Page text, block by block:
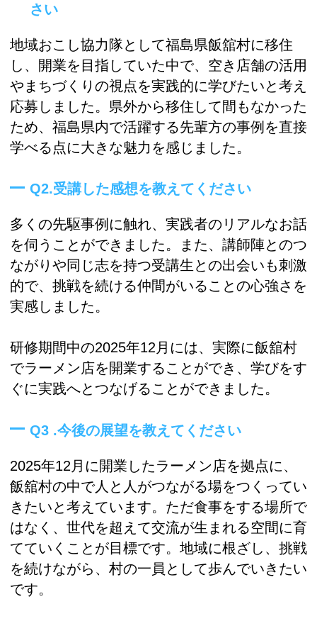
さい
地域おこし協力隊として福島県飯舘村に移住
し、開業を目指していた中で、空き店舗の活用
やまちづくりの視点を実践的に学びたいと考え
応募しました。県外から移住して間もなかった
ため、福島県内で活躍する先輩方の事例を直接
学べる点に大きな魅力を感じました。
Q2.受講した感想を教えてください
多くの先駆事例に触れ、実践者のリアルなお話
を伺うことができました。また、講師陣とのつ
ながりや同じ志を持つ受講生との出会いも刺激
的で、挑戦を続ける仲間がいることの心強さを
実感しました。
研修期間中の2025年12月には、実際に飯舘村
でラーメン店を開業することができ、学びをす
ぐに実践へとつなげることができました。
Q3 .今後の展望を教えてください
2025年12月に開業したラーメン店を拠点に、
飯舘村の中で人と人がつながる場をつくってい
きたいと考えています。ただ食事をする場所で
はなく、世代を超えて交流が生まれる空間に育
てていくことが目標です。地域に根ざし、挑戦
を続けながら、村の一員として歩んでいきたい
です。